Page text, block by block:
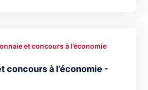
concours à l’économie -
et concours à l’économie